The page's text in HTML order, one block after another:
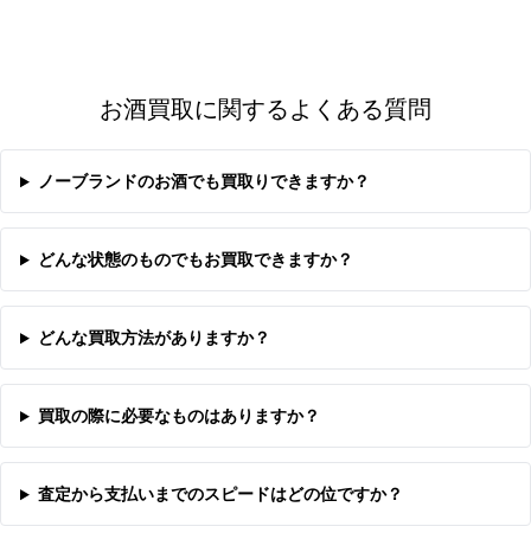
お酒買取に関するよくある質問
ノーブランドのお酒でも買取りできますか？
どんな状態のものでもお買取できますか？
どんな買取方法がありますか？
買取の際に必要なものはありますか？
査定から支払いまでのスピードはどの位ですか？